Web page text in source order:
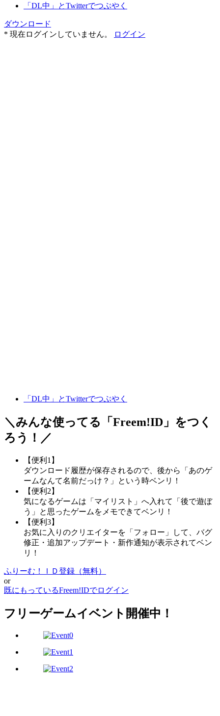
「DL中」とTwitterでつぶやく
ダウンロード
* 現在ログインしていません。
ログイン
「DL中」とTwitterでつぶやく
＼みんな使ってる「 Freem!ID 」をつく
ろう！／
【便利1】
ダウンロード履歴が保存されるので、後から「あのゲ
ームなんて名前だっけ？」という時ベンリ！
【便利2】
気になるゲームは「マイリスト」へ入れて「後で遊ぼ
う」と思ったゲームをメモできてベンリ！
【便利3】
お気に入りのクリエイターを「フォロー」して、バグ
修正・追加アップデート・新作通知が表示されてベン
リ！
ふりーむ！ＩＤ登録（無料）
or
既にもっているFreem!IDでログイン
フリーゲームイベント開催中！